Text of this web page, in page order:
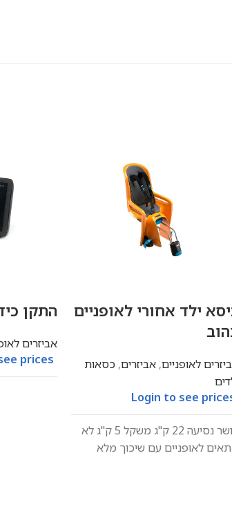
ילד אחורי לאופניים
לאופניים,אביזרים,כסאות
Login to see
כושר נסיעה 22 ק"ג משקל 5 ק"ג לא
לאופניים עם שיכוך מלא
התקן
אביזרים
prices